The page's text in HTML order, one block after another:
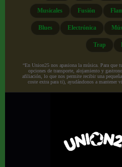
Musicales Fusión
Blues Electrónica
Trap
“En Union25 nos apasiona la música. Para que
opciones de transporte, alojamiento y
afiliación, lo que nos permite recibir una
coste extra para ti), ayudándonos a mantener